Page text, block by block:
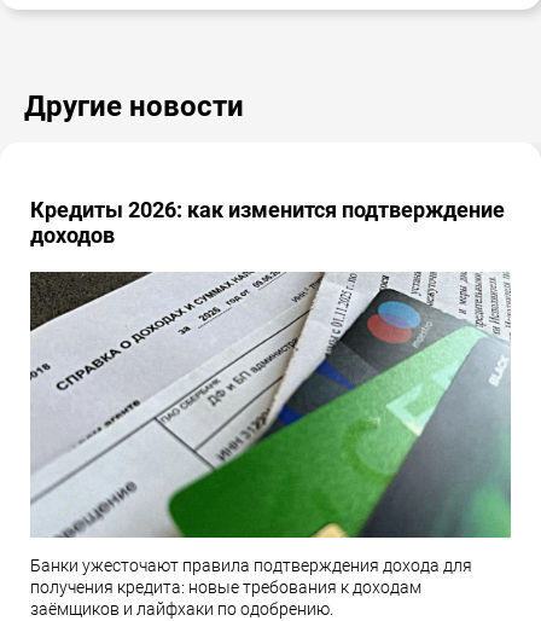
Другие новости
Кредиты 2026: как изменится подтверждение
доходов
Банки ужесточают правила подтверждения дохода для
получения кредита: новые требования к доходам
заёмщиков и лайфхаки по одобрению.